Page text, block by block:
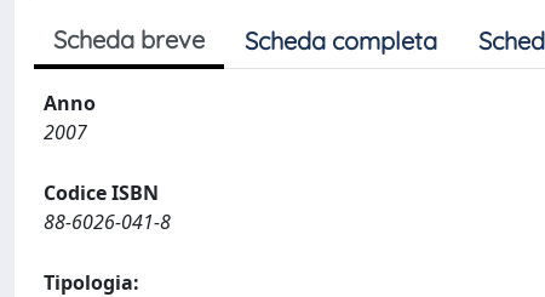
Scheda breve Scheda completa
Anno
2007
Codice ISBN
88-6026-041-8
Tipologia: